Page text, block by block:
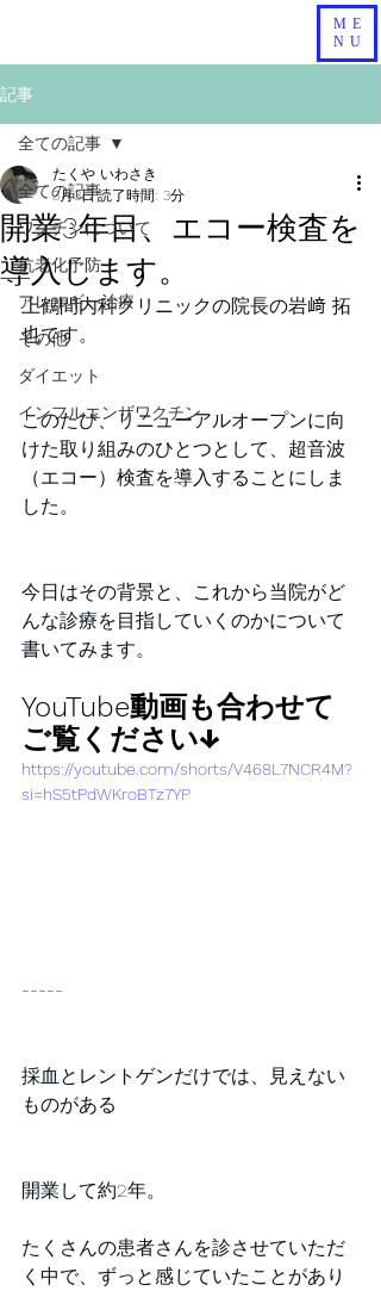
ME
NU
記事
全ての記事
ワクチンについて
抗老化予防
アレルギー治療
その他
ダイエット
インフルエンザワクチン
全ての記事
開業3年目、エコー検査を
導入します。
たくや いわさき
3月3日読了時間: 3分
上鶴間内科クリニックの院長の岩﨑 拓
也です。
このたび、リニューアルオープンに向
けた取り組みのひとつとして、超音波
（エコー）検査を導入することにしま
した。
今日はその背景と、これから当院がど
んな診療を目指していくのかについて
書いてみます。
YouTube動画も合わせて
ご覧ください↓
https://youtube.com/shorts/V468L7NCR4M?
si=hS5tPdWKroBTz7YP
-----
採血とレントゲンだけでは、見えない
ものがある
開業して約2年。
たくさんの患者さんを診させていただ
く中で、ずっと感じていたことがあり